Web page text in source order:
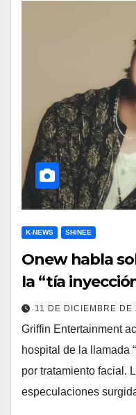
K-NEWS SHINEE
Onew habla
la “tía
11 DE DICIEMBRE DE
Griffin Entertainment
hospital de la llamada
por tratamiento facial.
especulaciones